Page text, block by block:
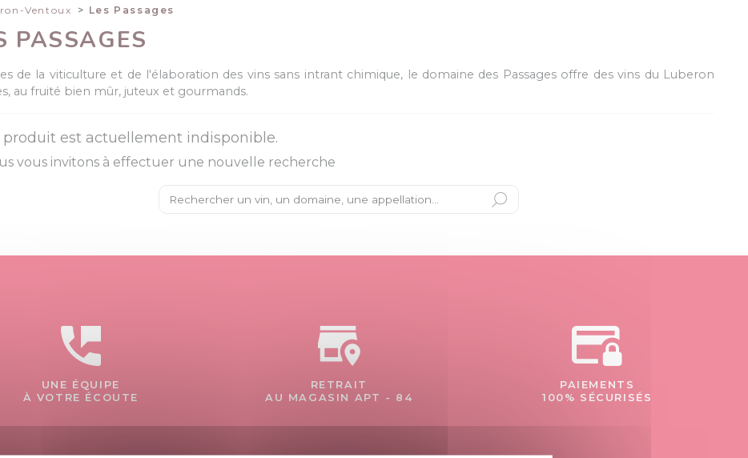
Ventoux Les Passages
PASSAGES
de la viticulture et de l'élaboration des vins sans intrant chimique, le domaine des Passages offre des vins du Luberon
au fruité bien mûr, juteux et gourmands.
produit est actuellement indisponible.
vous invitons à effectuer une nouvelle recherche
UNE ÉQUIPE
À VOTRE ÉCOUTE
RETRAIT
AU MAGASIN APT - 84
PAIEMENTS
100% SÉCURISÉS